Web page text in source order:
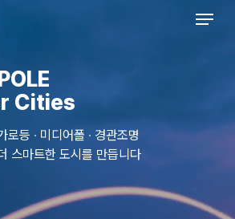
Cities
등 · 미디어폴 · 경관조명
스마트한 도시를 만듭니다